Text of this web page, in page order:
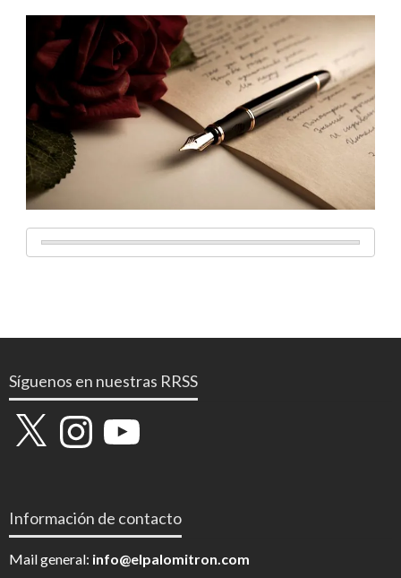
Síguenos en nuestras RRSS
X InstagramYouTube
Información de contacto
Mail general: info@elpalomitron.com